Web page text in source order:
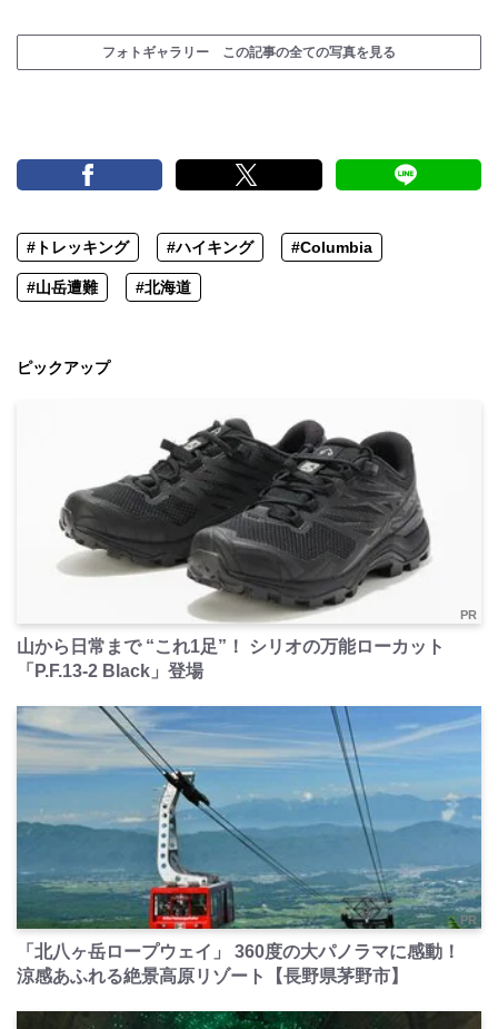
フォトギャラリー この記事の全ての写真を見る
#トレッキング #ハイキング #Columbia
#山岳遭難 #北海道
ピックアップ
PR
山から日常まで “これ1足”！ シリオの万能ローカット
「P.F.13-2 Black」登場
PR
「北八ヶ岳ロープウェイ」 360度の大パノラマに感動！
涼感あふれる絶景高原リゾート【長野県茅野市】